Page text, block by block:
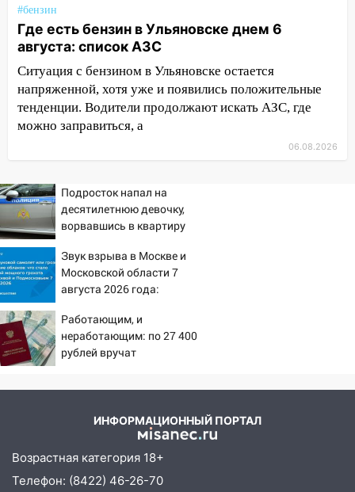
нашли потерявшегося в заброшенных
садах 79-летнего мужчину
10:26
временно отключили холодную воду
10:14 В Ульяновске двоих участников
коррупционной схемы при ЦГКБ
соседними Татарстаном и Саратовской
областью
09:41
Диана Шурыгина уверовала в
Бога в СИЗО
09:35
В Ульяновске директора фирмы
будут судить за неуплату налогов на 48
млн рублей
08:22
Подросток на питбайке сбил
велосипедистку: пострадали двое
07:20 Жара возвращается: ожидается
Под Ульяновском при развороте
пострадал 38-летний водитель
иномарки
#бензин
Где есть бензин в Ульяновске днем 6
августа: список АЗС
Ситуация с бензином в Ульяновске остается
напряженной, хотя уже и появились положительные
тенденции. Водители продолжают искать АЗС, где
можно заправиться, а
06.08.2026
Подросток напал на
десятилетнюю девочку,
ворвавшись в квартиру
Звук взрыва в Москве и
Московской области 7
августа 2026 года:
откуда был громкий
хлопок
Работающим, и
неработающим: по 27 400
рублей вручат
ИНФОРМАЦИОННЫЙ ПОРТАЛ
Возрастная категория 18+
Телефон: (8422) 46-26-70